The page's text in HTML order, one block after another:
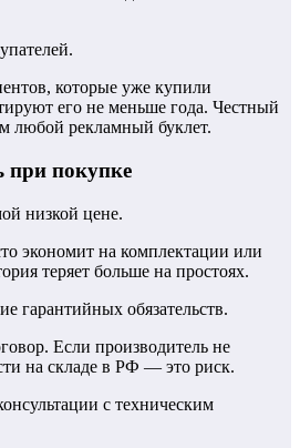
которые уже купили
его не меньше года. Честный
любой рекламный буклет.
при покупке
низкой цене.
экономит на комплектации или
теряет больше на простоях.
гарантийных обязательств.
Если производитель не
на складе в РФ — это риск.
с техническим